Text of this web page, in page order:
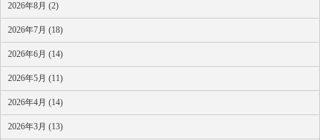
2026年8月 (2)
2026年7月 (18)
2026年6月 (14)
2026年5月 (11)
2026年4月 (14)
2026年3月 (13)